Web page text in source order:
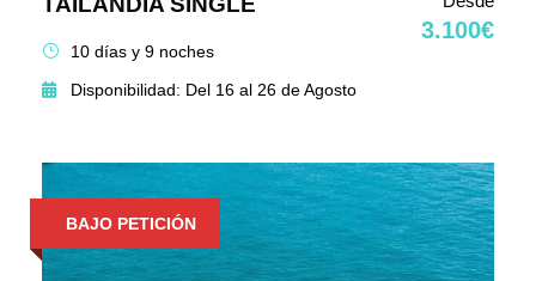
3.100€
10 días y 9 noches
Disponibilidad: Del 16 al 26 de Agosto
BAJO PETICIÓN